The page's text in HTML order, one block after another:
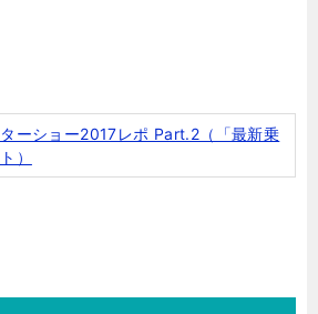
ーショー2017レポ Part.2（「最新乗
）